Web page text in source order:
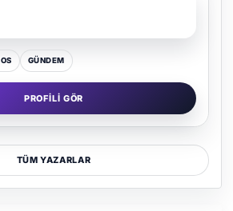
GÜNDEM
PROFILI GÖR
TÜM YAZARLAR